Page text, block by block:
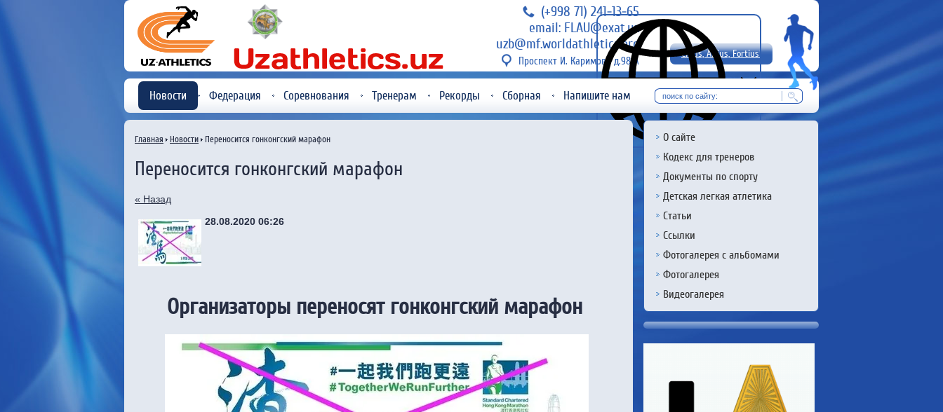
(+998 71) 241-13-65
email: FLAU@exat.uz
uzb@mf.worldathletics.org
Проспект И. Каримова д.98 А
Citius, Altius, Fortius!
RU
Новости Федерация Соревнования Тренерам Рекорды Сборная Напишите нам
О сайте
Кодекс для тренеров
Документы по спорту
Детская легкая атлетика
Статьи
Ссылки
Фотогалерея с альбомами
Фотогалерея
Видеогалерея
Главная Новости Переносится гонконгский марафон
Переносится гонконгский марафон
« Назад
28.08.2020 06:26
Организаторы переносят гонконгский марафон